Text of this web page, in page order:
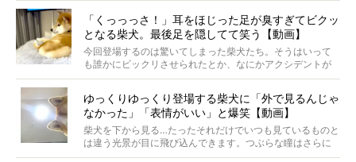
がるのでしょうか。
最近版画製作を始めた、お笑いコンビ「ニューヨーク」の
屋敷裕政さんに、拒否柴を掘っていただきました！ イン
タビューと合わせてご覧ください。
「くっっっさ！」耳をほじった足が臭すぎてビクッ
となる柴犬。最後足を隠してて笑う【動画】
今回登場するのは驚いてしまった柴犬たち。そうはいって
も誰かにビックリさせられたとか、なにかアクシデントが
起きたとか、そういうことが原因ではありません。全ての
ゆっくりゆっくり登場する柴犬に「外で見るんじゃ
なかった」「表情がいい」と爆笑【動画】
柴犬を下から見る…たったそれだけでいつも見ているものと
は違う光景が目に飛び込んできます。つぶらな瞳はさらに
つぶらに見え、モフモフのお顔はさらにモフモフに見えま